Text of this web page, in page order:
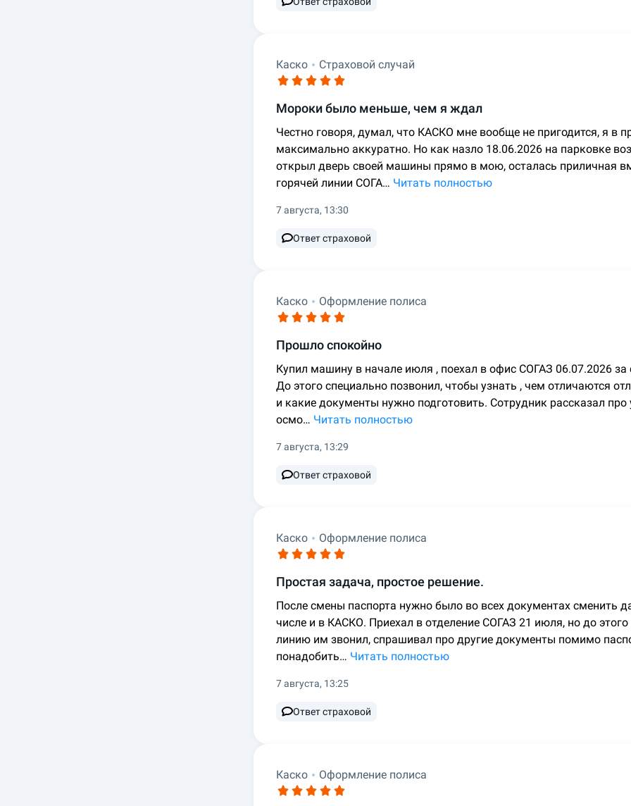
Каско Страховой случай
Мороки было меньше, чем я ждал
Честно говоря, думал, что КАСКО мне вообще не пригодится, я в
максимально аккуратно. Но как назло 18.06.2026 на парковке
открыл дверь своей машины прямо в мою, осталась приличная
горячей линии СОГА… Читать полностью
7 августа, 13:30
Ответ страховой
Каско Оформление полиса
Прошло спокойно
Купил машину в начале июля , поехал в офис СОГАЗ 06.07.2026 за
До этого специально позвонил, чтобы узнать , чем отличаются
и какие документы нужно подготовить. Сотрудник рассказал про
осмо… Читать полностью
7 августа, 13:29
Ответ страховой
Каско Оформление полиса
Простая задача, простое решение.
После смены паспорта нужно было во всех документах сменить
числе и в КАСКО. Приехал в отделение СОГАЗ 21 июля, но до
линию им звонил, спрашивал про другие документы помимо
понадобить… Читать полностью
7 августа, 13:25
Ответ страховой
Каско Оформление полиса